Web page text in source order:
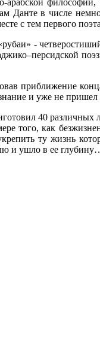
Данте в числе
с тем первого
-
приближение
и уже не пришел
40 различных
того, как
ту жизнь
и ушло в ее